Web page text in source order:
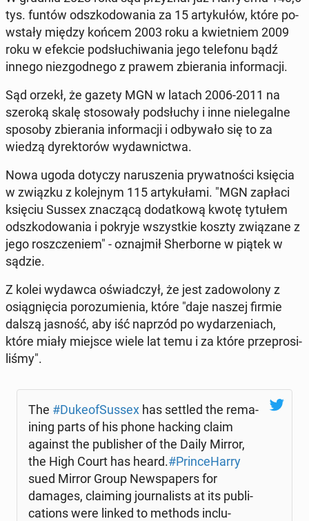
tys. funtów od­szko­do­wa­nia za 15 ar­ty­ku­łów, które po­
wsta­ły między końcem 2003 roku a kwiet­niem 2009
roku w efekcie pod­słu­chi­wa­nia jego te­le­fo­nu bądź
innego nie­zgod­ne­go z prawem zbie­ra­nia in­for­ma­cji.
Sąd orzekł, że gazety MGN w latach 2006-2011 na
szeroką skalę sto­so­wa­ły pod­słu­chy i inne nie­le­gal­ne
sposoby zbie­ra­nia in­for­ma­cji i od­by­wa­ło się to za
wiedzą dy­rek­to­rów wy­daw­nic­twa.
Nowa ugoda dotyczy na­ru­sze­nia pry­wat­no­ści księcia
w związku z ko­lej­nym 115 ar­ty­ku­ła­mi. "MGN zapłaci
księciu Sussex zna­czą­cą do­dat­ko­wą kwotę tytułem
od­szko­do­wa­nia i pokryje wszyst­kie koszty zwią­za­ne z
jego rosz­cze­niem" - oznaj­mił Sher­bor­ne w piątek w
sądzie.
Z kolei wydawca oświad­czył, że jest za­do­wo­lo­ny z
osią­gnię­cia po­ro­zu­mie­nia, które "daje naszej firmie
dalszą jasność, aby iść naprzód po wy­da­rze­niach,
które miały miejsce wiele lat temu i za które prze­pro­si­
li­śmy".
The #Du­ke­ofSus­sex has settled the re­ma­
ining parts of his phone hacking claim
against the pu­bli­sher of the Daily Mirror,
the High Court has heard.#Prin­ce­Har­ry
sued Mirror Group New­spa­pers for
damages, cla­iming jo­ur­na­li­sts at its pu­bli­
ca­tions were linked to methods in­c­lu­